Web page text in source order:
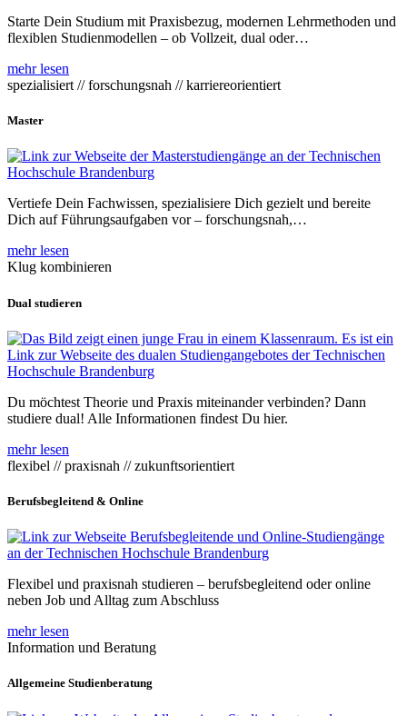
Starte Dein Studium mit Praxisbezug, modernen Lehrmethoden und
flexiblen Studienmodellen – ob Vollzeit, dual oder…
mehr lesen
spezialisiert // forschungsnah // karriereorientiert
Master
Vertiefe Dein Fachwissen, spezialisiere Dich gezielt und bereite
Dich auf Führungsaufgaben vor – forschungsnah,…
mehr lesen
Klug kombinieren
Dual studieren
Du möchtest Theorie und Praxis miteinander verbinden? Dann
studiere dual! Alle Informationen findest Du hier.
mehr lesen
flexibel // praxisnah // zukunftsorientiert
Berufsbegleitend & Online
Flexibel und praxisnah studieren – berufsbegleitend oder online
neben Job und Alltag zum Abschluss
mehr lesen
Information und Beratung
Allgemeine Studienberatung